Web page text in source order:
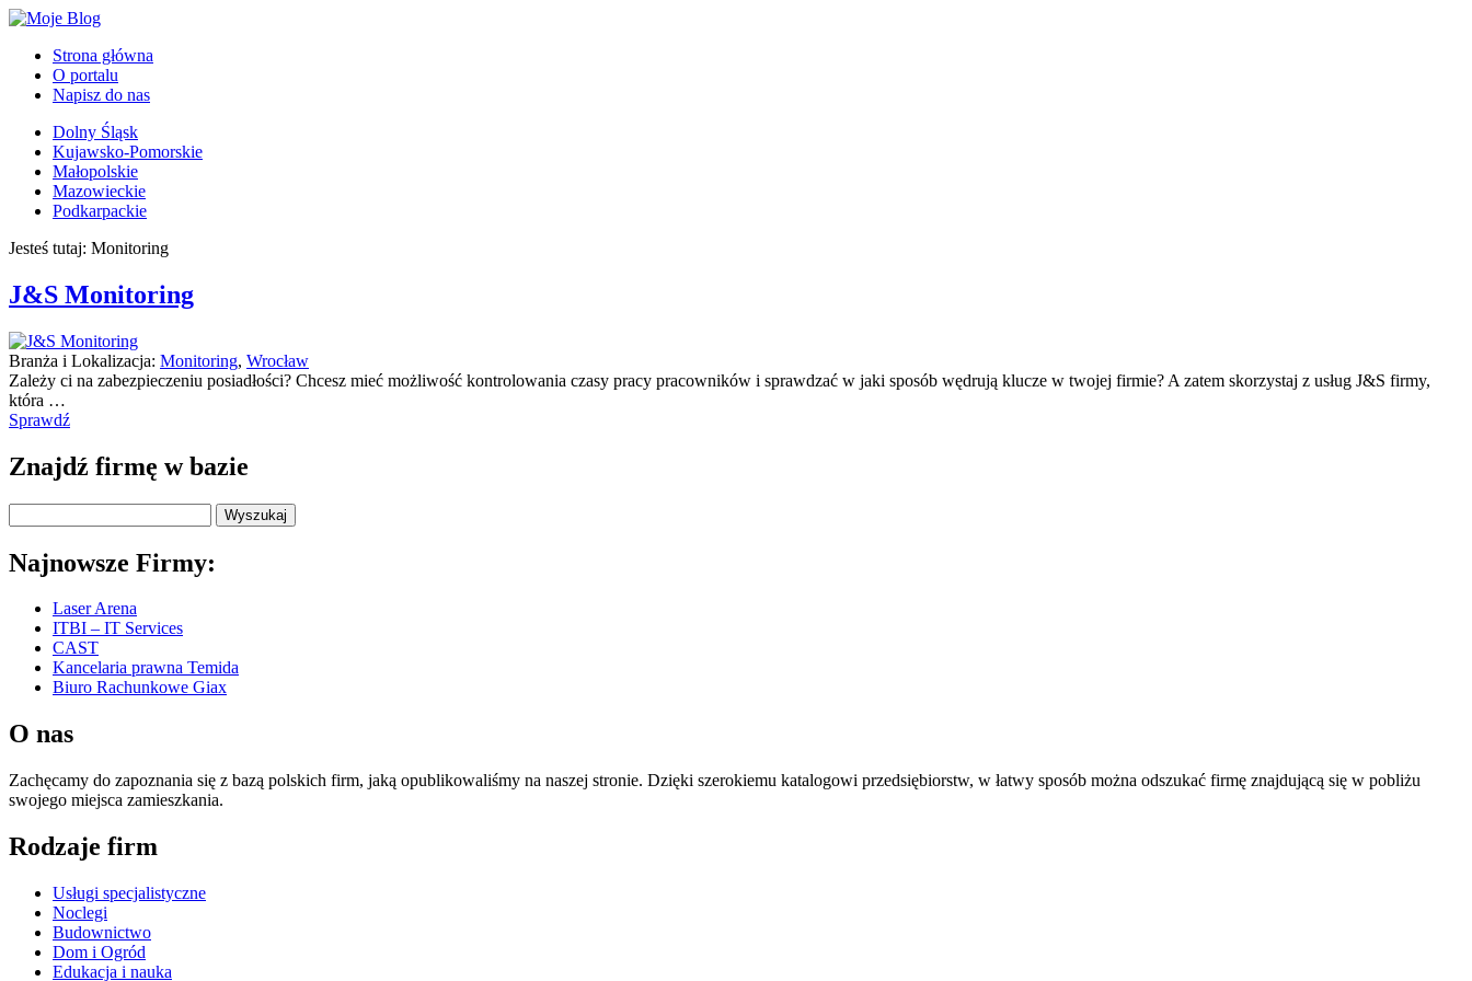
Strona główna
O portalu
Napisz do nas
Dolny Śląsk
Kujawsko-Pomorskie
Małopolskie
Mazowieckie
Podkarpackie
Jesteś tutaj: Monitoring
J&S Monitoring
Branża i Lokalizacja: Monitoring, Wrocław
Zależy ci na zabezpieczeniu posiadłości? Chcesz mieć możliwość kontrolowania czasy pracy pracowników i sprawdzać w jaki sposób wędrują klucze w twojej firmie? A zatem skorzystaj z usług J&S firmy,
która …
Sprawdź
Znajdź firmę w bazie
Najnowsze Firmy:
Laser Arena
ITBI – IT Services
CAST
Kancelaria prawna Temida
Biuro Rachunkowe Giax
O nas
Zachęcamy do zapoznania się z bazą polskich firm, jaką opublikowaliśmy na naszej stronie. Dzięki szerokiemu katalogowi przedsiębiorstw, w łatwy sposób można odszukać firmę znajdującą się w pobliżu
swojego miejsca zamieszkania.
Rodzaje firm
Usługi specjalistyczne
Noclegi
Budownictwo
Dom i Ogród
Edukacja i nauka